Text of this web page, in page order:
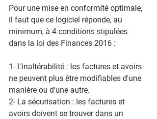
Pour une mise en conformité optimale,
il faut que ce logiciel réponde, au
minimum, à 4 conditions stipulées
dans la loi des Finances 2016 :
1- L’inaltérabilité : les factures et avoirs
ne peuvent plus être modifiables d'une
manière ou d'une autre.
2- La sécurisation : les factures et
avoirs doivent se trouver dans un